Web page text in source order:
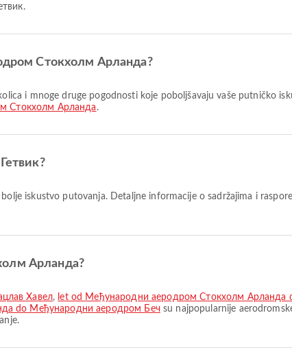
Стокхолм Арланда?
Стокхолм Арланда .
Арланда?
Хавел, let od Међународни аеродром Стокхолм Арланда
do Међународни аеродром Бечsu najpopularnije